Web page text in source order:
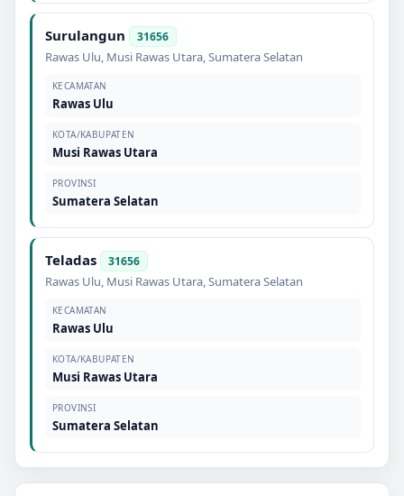
Surulangun 31656
Rawas Ulu, Musi Rawas Utara,Sumatera Selatan
KECAMATAN
Rawas Ulu
KOTA/KABUPATEN
Musi Rawas Utara
PROVINSI
Sumatera Selatan
Teladas 31656
Rawas Ulu, Musi Rawas Utara,Sumatera Selatan
KECAMATAN
Rawas Ulu
KOTA/KABUPATEN
Musi Rawas Utara
PROVINSI
Sumatera Selatan